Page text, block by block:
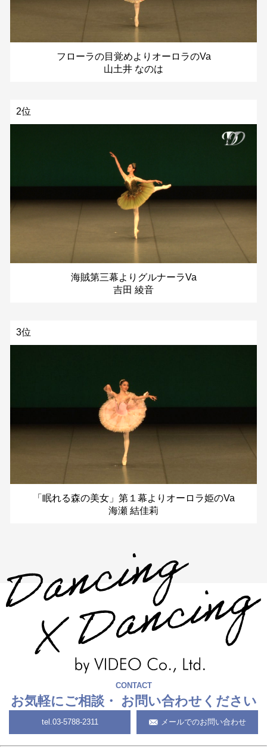
フローラの目覚めよりオーロラのVa
山土井 なのは
2位
海賊第三幕よりグルナーラVa
吉田 綾音
3位
「眠れる森の美女」第１幕よりオーロラ姫のVa
海瀬 結佳莉
CONTACT
お気軽にご相談・ お問い合わせください
tel. 03-5788-2311 メールでのお問い合わせ